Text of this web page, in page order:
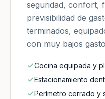
seguridad, confort,
previsibilidad de
terminados,
con muy bajos
Cocina equipada y
Estacionamiento
Perímetro cerrado y